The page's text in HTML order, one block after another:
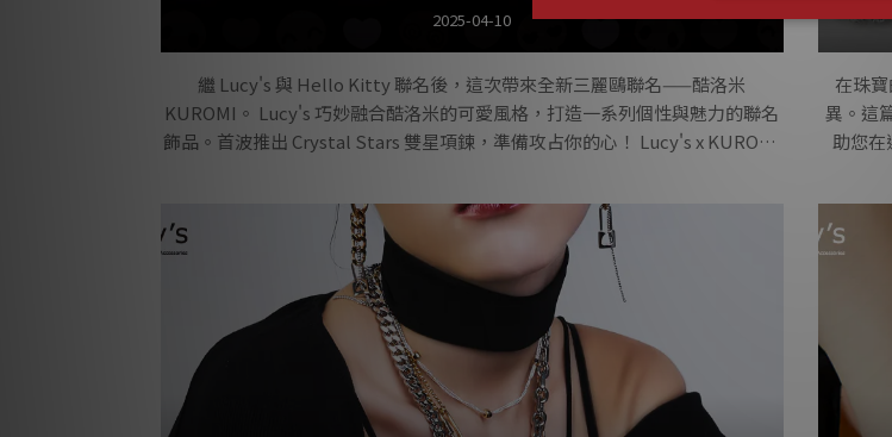
2025-04-10
繼 Lucy's 與 Hello Kitty 聯名後，這次帶來全新三麗鷗聯名——酷洛米
KUROMI。 Lucy's 巧妙融合酷洛米的可愛風格，打造一系列個性與魅力的聯名
飾品。首波推出 Crystal Stars 雙星項鍊，準備攻占你的心！ Lucy's x KUROMI
節，讓每件飾品兼具時尚感與收藏價值。這次與三麗鷗酷洛米的首次合作，將
Lucy's 的獨特美學與酷洛米的俏皮個性
在珠
異。這
助您在
(ZrO₂)
廣泛用